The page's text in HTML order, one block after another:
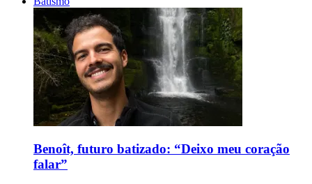
Benoît, futuro batizado: “Deixo meu coração
falar”